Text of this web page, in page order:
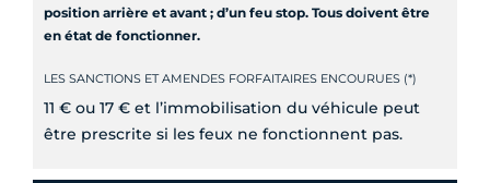
position arrière et avant ; d’un feu stop. Tous doivent être
en état de fonctionner.
LES SANCTIONS ET AMENDES FORFAITAIRES ENCOURUES (*)
11 € ou 17 € et l’immobilisation du véhicule peut
être prescrite si les feux ne fonctionnent pas.